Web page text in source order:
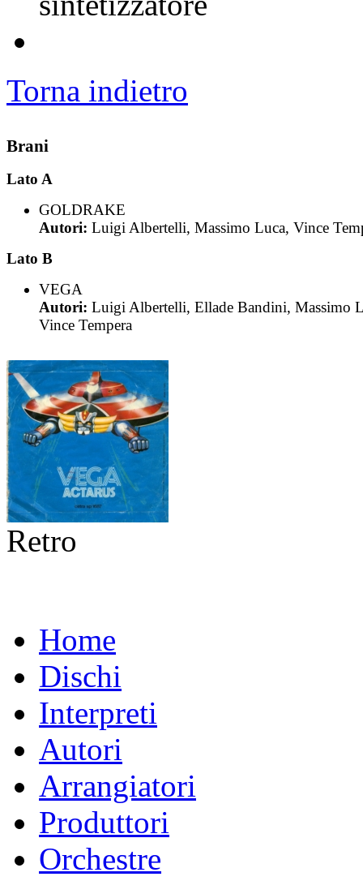
Torna indietro
Brani
Lato A
GOLDRAKE
Autori: Luigi Albertelli, Massimo Luca, Vince
Lato B
VEGA
Autori: Luigi Albertelli, Ellade Bandini, Massimo
Vince Tempera
Retro
Home
Dischi
Interpreti
Autori
Arrangiatori
Produttori
Orchestre